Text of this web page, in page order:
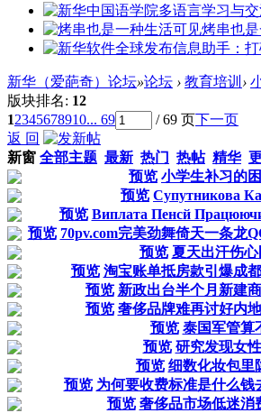
烤串也
新华（爱葩奇）论坛»论坛 › 教育培训 ›
版块排名: 12
12345678910... 69 / 69 页下一页
返 回
新窗 全部主题 最新 热门 热帖 精华
预览 小学生补习的
预览 Супутникова
预览 Виплата Пенсй
预览 70pv.com完美劲舞倚天一条龙
预览 夏天出汗伤
预览 淘宝账单抵房款引爆成
预览 新政出台半个月新建
预览 奢侈品牌难再讨好内
预览 泰国军管算
预览 研究发现女
预览 细数化妆包里
预览 为何要收费标准是什么
预览 奢侈品市场低迷消